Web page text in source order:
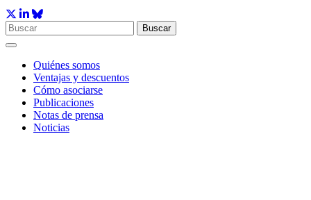
Buscar
Quiénes somos
Ventajas y descuentos
Cómo asociarse
Publicaciones
Notas de prensa
Noticias